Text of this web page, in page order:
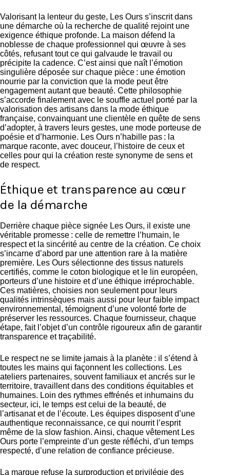
Valorisant la lenteur du geste, Les Ours s’inscrit dans
une démarche où la recherche de qualité rejoint une
exigence éthique profonde. La maison défend la
noblesse de chaque professionnel qui œuvre à ses
côtés, refusant tout ce qui galvaude le travail ou
précipite la cadence. C’est ainsi que naît l’émotion
singulière déposée sur chaque pièce : une émotion
nourrie par la conviction que la mode peut être
engagement autant que beauté. Cette philosophie
s’accorde finalement avec le souffle actuel porté par la
valorisation des artisans dans la mode éthique
française, convainquant une clientèle en quête de sens
d’adopter, à travers leurs gestes, une mode porteuse de
poésie et d’harmonie. Les Ours n’habille pas : la
marque raconte, avec douceur, l’histoire de ceux et
celles pour qui la création reste synonyme de sens et
de respect.
Éthique et transparence au cœur
de la démarche
Derrière chaque pièce signée Les Ours, il existe une
véritable promesse : celle de remettre l’humain, le
respect et la sincérité au centre de la création. Ce choix
s’incarne d’abord par une attention rare à la matière
première. Les Ours sélectionne des tissus naturels
certifiés, comme le coton biologique et le lin européen,
porteurs d’une histoire et d’une éthique irréprochable.
Ces matières, choisies non seulement pour leurs
qualités intrinsèques mais aussi pour leur faible impact
environnemental, témoignent d’une volonté forte de
préserver les ressources. Chaque fournisseur, chaque
étape, fait l’objet d’un contrôle rigoureux afin de garantir
transparence et traçabilité.
Le respect ne se limite jamais à la planète : il s’étend à
toutes les mains qui façonnent les collections. Les
ateliers partenaires, souvent familiaux et ancrés sur le
territoire, travaillent dans des conditions équitables et
humaines. Loin des rythmes effrénés et inhumains du
secteur, ici, le temps est celui de la beauté, de
l’artisanat et de l’écoute. Les équipes disposent d’une
authentique reconnaissance, ce qui nourrit l’esprit
même de la slow fashion. Ainsi, chaque vêtement Les
Ours porte l’empreinte d’un geste réfléchi, d’un temps
respecté, d’une relation de confiance précieuse.
La marque refuse la surproduction et privilégie des